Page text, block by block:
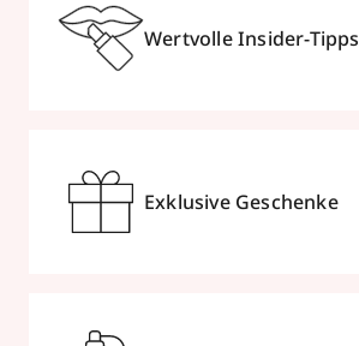
Wertvolle Insider-Tipps
Exklusive Geschenke